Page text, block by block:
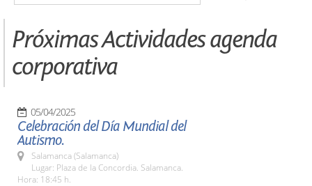
Próximas Actividades agenda
corporativa
05/04/2025
Celebración del Día Mundial del
Autismo.
Salamanca (Salamanca)
Lugar: Plaza de la Concordia. Salamanca.
Hora: 18:45 h.